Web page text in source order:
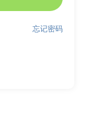
忘记密码